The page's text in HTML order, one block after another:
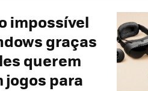
impossível
graças
querem
jogos para